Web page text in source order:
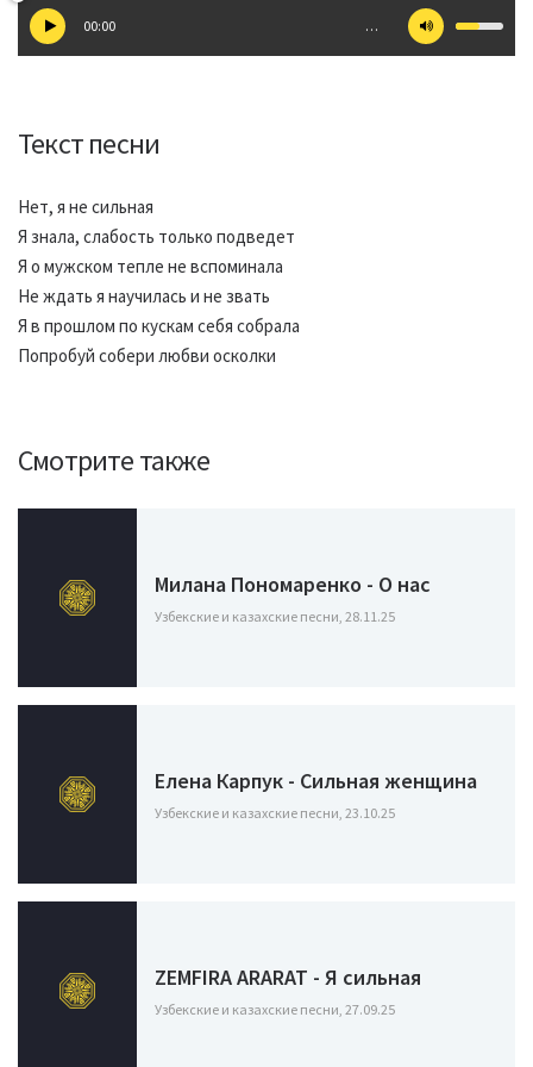
00:00 …
Текст песни
Нет, я не сильная
Я знала, слабость только подведет
Я о мужском тепле не вспоминала
Не ждать я научилась и не звать
Я в прошлом по кускам себя собрала
Попробуй собери любви осколки
Смотрите также
Милана Пономаренко - О нас
Узбекские и казахские песни, 28.11.25
Елена Карпук - Сильная женщина
Узбекские и казахские песни, 23.10.25
ZEMFIRA ARARAT - Я сильная
Узбекские и казахские песни, 27.09.25